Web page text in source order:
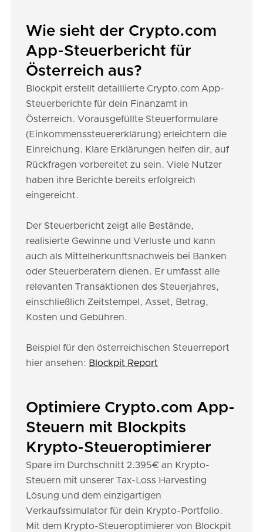
Wie sieht der Crypto.com
App-Steuerbericht für
Österreich aus?
Blockpit erstellt detaillierte Crypto.com App-
Steuerberichte für dein Finanzamt in
Österreich. Vorausgefüllte Steuerformulare
(Einkommenssteuererklärung) erleichtern die
Einreichung. Klare Erklärungen helfen dir, auf
Rückfragen vorbereitet zu sein. Viele Nutzer
haben ihre Berichte bereits erfolgreich
eingereicht.
Der Steuerbericht zeigt alle Bestände,
realisierte Gewinne und Verluste und kann
auch als Mittelherkunftsnachweis bei Banken
oder Steuerberatern dienen. Er umfasst alle
relevanten Transaktionen des Steuerjahres,
einschließlich Zeitstempel, Asset, Betrag,
Kosten und Gebühren.
Beispiel für den österreichischen Steuerreport
hier ansehen: Blockpit Report
Optimiere Crypto.com App-
Steuern mit Blockpits
Krypto-Steueroptimierer
Spare im Durchschnitt 2.395€ an Krypto-
Steuern mit unserer Tax-Loss Harvesting
Lösung und dem einzigartigen
Verkaufssimulator für dein Krypto-Portfolio.
Mit dem Krypto-Steueroptimierer von Blockpit